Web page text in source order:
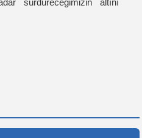
sürdüreceğimizin altını